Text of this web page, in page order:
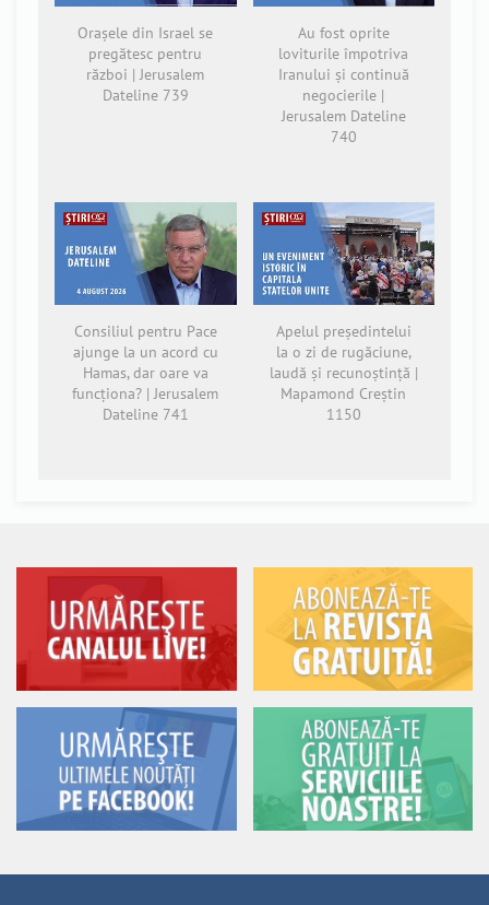
Orașele din Israel se
pregătesc pentru
război | Jerusalem
Dateline 739
Au fost oprite
loviturile împotriva
Iranului și continuă
negocierile |
Jerusalem Dateline
740
Consiliul pentru Pace
ajunge la un acord cu
Hamas, dar oare va
funcționa? | Jerusalem
Dateline 741
Apelul președintelui
la o zi de rugăciune,
laudă și recunoștință |
Mapamond Creștin
1150